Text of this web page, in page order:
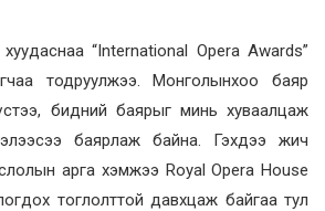
хуудаснаа “International Opera Awards”
тодруулжээ. Монголынхоо баяр
бидний баярыг минь хуваалцаж
баярлаж байна. Гэхдээ жич
арга хэмжээ Royal Opera House
тоглолттой давхцаж байгаа тул